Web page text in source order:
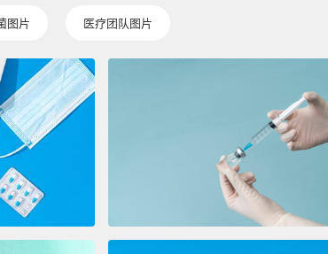
图片 医疗团队图片